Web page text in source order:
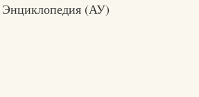
Энциклопедия (АУ)